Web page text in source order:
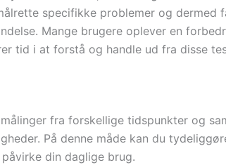
specifikke problemer og dermed
Mange brugere oplever en
tid i at forstå og handle ud fra disse
fra forskellige tidspunkter og
På denne måde kan du
din daglige brug.